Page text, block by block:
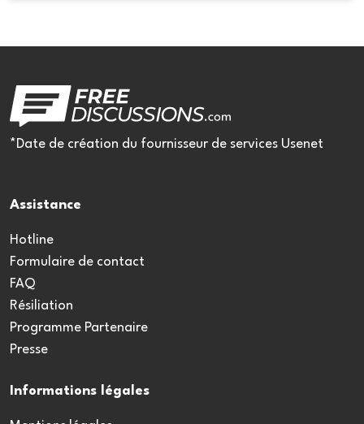
*Date de création du fournisseur de services Usenet
Assistance
Hotline
Formulaire de contact
FAQ
Résiliation
Programme Partenaire
Presse
Informations légales